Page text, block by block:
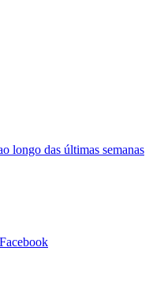
longo das últimas semanas